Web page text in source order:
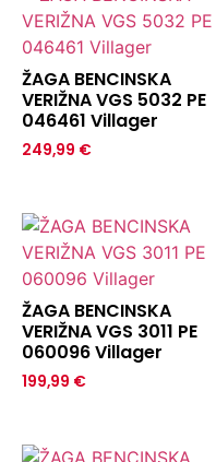
ŽAGA BENCINSKA
VERIŽNA VGS 5032 PE
046461 Villager
249,99 €
ŽAGA BENCINSKA
VERIŽNA VGS 3011 PE
060096 Villager
199,99 €